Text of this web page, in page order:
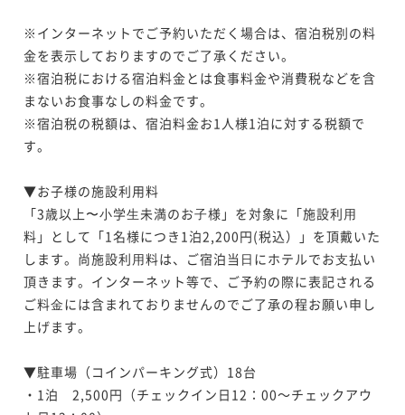
朝食付き 現地決済可 事前決済可
IN 15:00 - 24:00 OUT11:00
ポイント即利用で最大7％OFF
¥76,380~
※インターネットでご予約いただく場合は、宿泊税別の料
金を表示しておりますのでご了承ください。
※宿泊税における宿泊料金とは食事料金や消費税などを含
まないお食事なしの料金です。
※宿泊税の税額は、宿泊料金お1人様1泊に対する税額で
す。
▼お子様の施設利用料
「3歳以上〜⼩学⽣未満のお⼦様」を対象に「施設利⽤
料」として「1名様につき1泊2,200円(税込）」を頂戴いた
します。尚施設利⽤料は、ご宿泊当⽇にホテルでお⽀払い
頂きます。インターネット等で、ご予約の際に表記される
ご料⾦には含まれておりませんのでご了承の程お願い申し
上げます。
▼駐車場（コインパーキング式）18台
・1泊　2,500円（チェックイン日12：00～チェックアウ